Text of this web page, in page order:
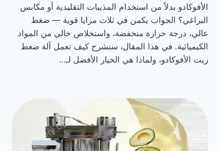
الأفوكادو بدلاً من استخدام المذيبات التقليدية أو مكابس
البراغي؟ الجواب يكمن في ثلاث مزايا قوية — ضغط
عالي، درجة حرارة منخفضة، واستخلاص خالي من المواد
الكيميائية. في هذا المقال، سنشرح كيف تعمل آلة ضغط
زيت الأفوكادو، ولماذا هي الخيار الأفضل لـ…